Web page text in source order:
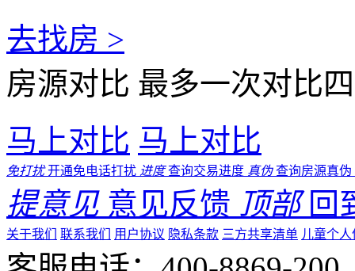
去找房 >
房源对比 最多一次对比
马上对比 马上对比
免打扰 开通免电话打扰 进度 查询交易进度 真伪 查询房源真伪
提意见 意见反馈 顶部 回
关于我们 联系我们 用户协议 隐私条款 三方共享清单 儿童个